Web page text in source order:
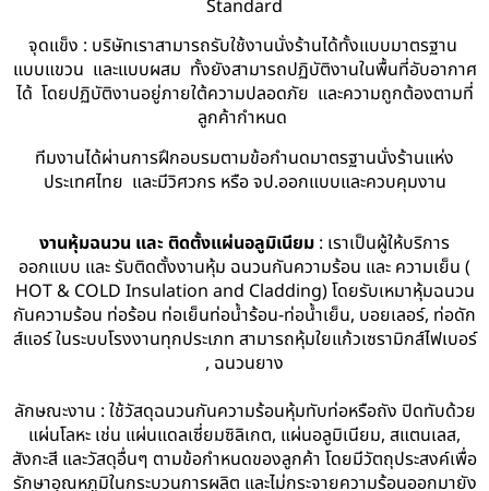
Standard
จุดแข็ง : บริษัทเราสามารถรับใช้งานนั่งร้านได้ทั้งแบบมาตรฐาน
แบบแขวน และแบบผสม ทั้งยังสามารถปฏิบัติงานในพื้นที่อับอากาศ
ได้ โดยปฏิบัติงานอยู่ภายใต้ความปลอดภัย และความถูกต้องตามที่
ลูกค้ากำหนด
ทีมงานได้ผ่านการฝึกอบรมตามข้อกำนดมาตรฐานนั่งร้านแห่ง
ประเทศไทย และมีวิศวกร หรือ จป.ออกแบบและควบคุมงาน
งานหุ้มฉนวน และ ติดตั้งแผ่นอลูมิเนียม : เราเป็นผู้ให้บริการ
ออกแบบ และ รับติดตั้งงานหุ้ม ฉนวนกันความร้อน และ ความเย็น (
HOT & COLD Insulation and Cladding) โดยรับเหมาหุ้มฉนวน
กันความร้อน ท่อร้อน ท่อเย็นท่อน้ำร้อน-ท่อน้ำเย็น, บอยเลอร์, ท่อดัก
ส์แอร์ ในระบบโรงงานทุกประเภท สามารถหุ้มใยแก้วเซรามิกส์ไฟเบอร์
, ฉนวนยาง
ลักษณะงาน : ใช้วัสดุฉนวนกันความร้อนหุ้มทับท่อหรือถัง ปิดทับด้วย
แผ่นโลหะ เช่น แผ่นแดลเซี่ยมซิลิเกต, แผ่นอลูมิเนียม, สแตนเลส,
สังกะสี และวัสดุอื่นๆ ตามข้อกำหนดของลูกค้า โดยมีวัตถุประสงค์เพื่อ
รักษาอุณหภูมิในกระบวนการผลิต และไม่กระจายความร้อนออกมายัง